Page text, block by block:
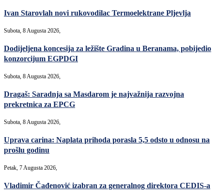
Ivan Starovlah novi rukovodilac Termoelektrane Pljevlja
Subota, 8 Augusta 2026,
Dodijeljena koncesija za ležište Gradina u Beranama, pobijedio
konzorcijum EGPDGI
Subota, 8 Augusta 2026,
Dragaš: Saradnja sa Masdarom je najvažnija razvojna
prekretnica za EPCG
Subota, 8 Augusta 2026,
Uprava carina: Naplata prihoda porasla 5,5 odsto u odnosu na
prošlu godinu
Petak, 7 Augusta 2026,
Vladimir Čađenović izabran za generalnog direktora CEDIS-a